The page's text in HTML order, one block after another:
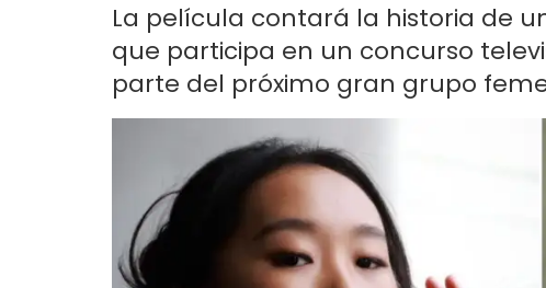
La película contará la historia de
que participa en un concurso
parte del próximo gran grupo